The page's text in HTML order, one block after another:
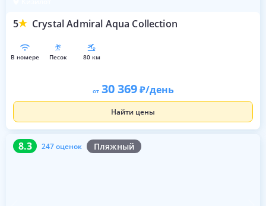
5 Crystal Admiral Aqua Collection
в номере песок 80 км
от 30 369 /день
Найти цены
8.3 247 оценок Пляжный
8.3 247 оценок